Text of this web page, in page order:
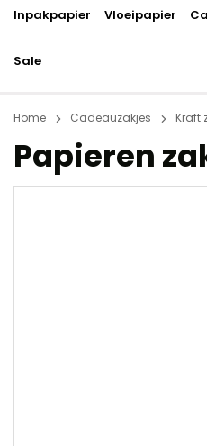
Inpakpapier Vloeipapier
Sale
Home Cadeauzakjes Kraft
Papieren